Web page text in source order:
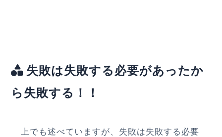
失敗は失敗する必要があったか
ら失敗する！！
上でも述べていますが、失敗は失敗する必要